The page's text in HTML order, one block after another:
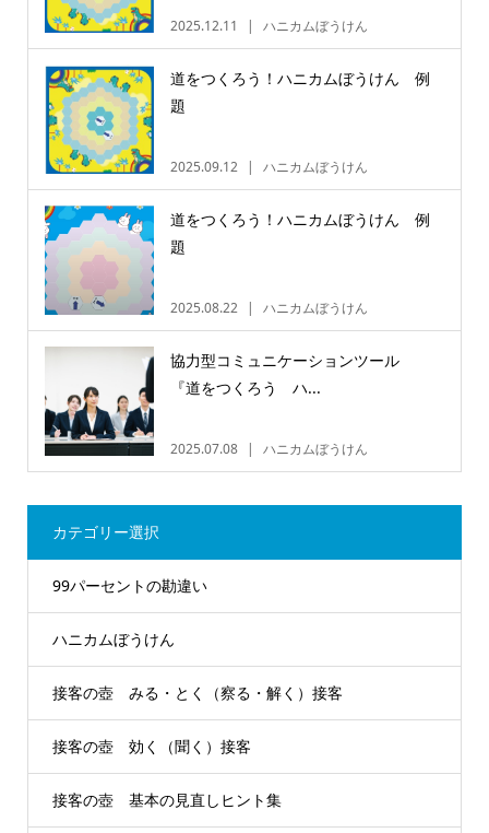
2025.12.11 ハニカムぼうけん
道をつくろう！ハニカムぼうけん 例
題
2025.09.12 ハニカムぼうけん
道をつくろう！ハニカムぼうけん 例
題
2025.08.22 ハニカムぼうけん
協力型コミュニケーションツール
『道をつくろう ハ...
2025.07.08 ハニカムぼうけん
カテゴリー選択
99パーセントの勘違い
ハニカムぼうけん
接客の壺 みる・とく（察る・解く）接客
接客の壺 効く（聞く）接客
接客の壺 基本の見直しヒント集